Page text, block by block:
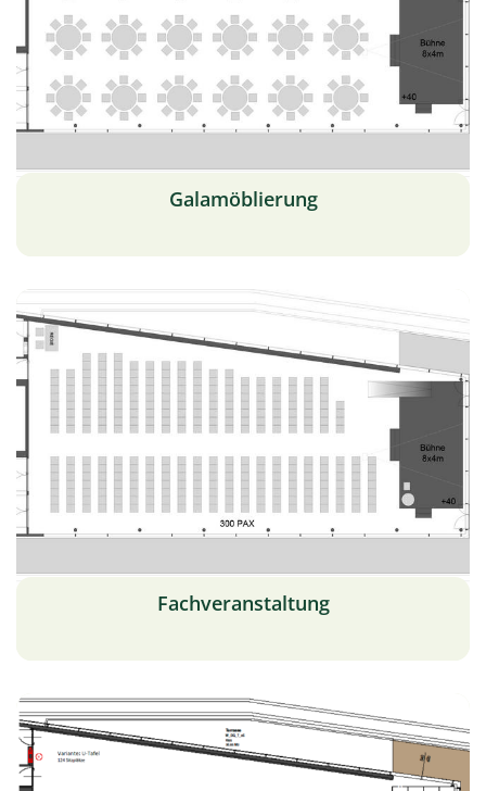
Galamöblierung
Fachveranstaltung